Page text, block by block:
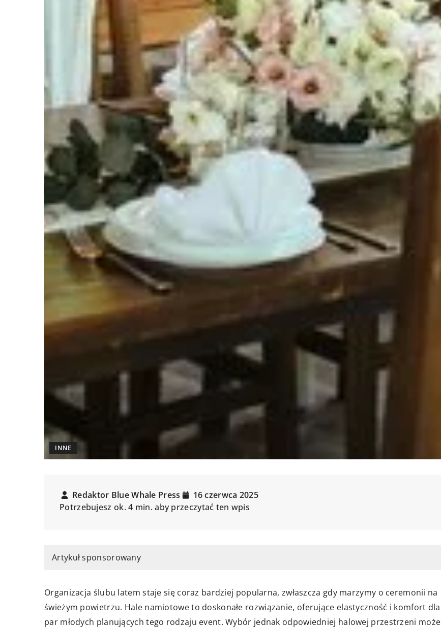
INNE
Redaktor Blue Whale Press
16 czerwca 2025
Potrzebujesz ok. 4 min. aby przeczytać ten wpis
Artykuł sponsorowany
Organizacja ślubu latem staje się coraz bardziej popularna, zwłaszcza gdy marzymy o ceremonii na
świeżym powietrzu. Hale namiotowe to doskonałe rozwiązanie, oferujące elastyczność i komfort dla
par młodych planujących tego rodzaju event. Wybór jednak odpowiedniej halowej przestrzeni może